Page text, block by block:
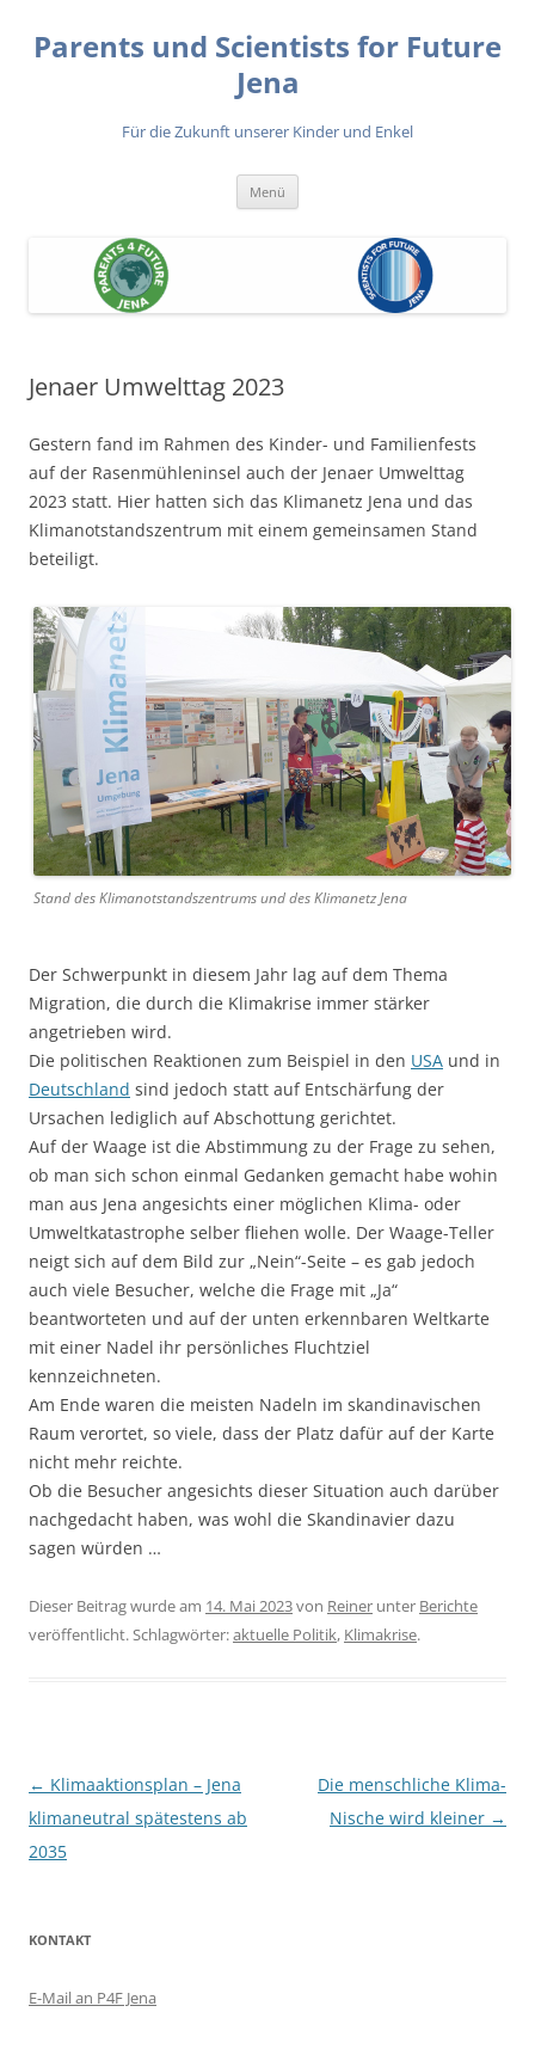
springen
Parents und Scientists for Future
Jena
Für die Zukunft unserer Kinder und Enkel
Menü
Jenaer Umwelttag 2023
Gestern fand im Rahmen des Kinder- und Familienfests
auf der Rasenmühleninsel auch der Jenaer Umwelttag
2023 statt. Hier hatten sich das Klimanetz Jena und das
Klimanotstandszentrum mit einem gemeinsamen Stand
beteiligt.
Stand des Klimanotstandszentrums und des Klimanetz Jena
Der Schwerpunkt in diesem Jahr lag auf dem Thema
Migration, die durch die Klimakrise immer stärker
angetrieben wird.
Die politischen Reaktionen zum Beispiel in den USA und in
Deutschland sind jedoch statt auf Entschärfung der
Ursachen lediglich auf Abschottung gerichtet.
Auf der Waage ist die Abstimmung zu der Frage zu sehen,
ob man sich schon einmal Gedanken gemacht habe wohin
man aus Jena angesichts einer möglichen Klima- oder
Umweltkatastrophe selber fliehen wolle. Der Waage-Teller
neigt sich auf dem Bild zur „Nein“-Seite – es gab jedoch
auch viele Besucher, welche die Frage mit „Ja“
beantworteten und auf der unten erkennbaren Weltkarte
mit einer Nadel ihr persönliches Fluchtziel
kennzeichneten.
Am Ende waren die meisten Nadeln im skandinavischen
Raum verortet, so viele, dass der Platz dafür auf der Karte
nicht mehr reichte.
Ob die Besucher angesichts dieser Situation auch darüber
nachgedacht haben, was wohl die Skandinavier dazu
sagen würden …
Dieser Beitrag wurde am 14. Mai 2023von Reiner unter Berichte
veröffentlicht. Schlagwörter:aktuelle Politik, Klimakrise.
Beitragsnavigation
← Klimaaktionsplan – Jena
klimaneutral spätestens ab
2035
Die menschliche Klima-
Nische wird kleiner →
KONTAKT
E-Mail an P4F Jena